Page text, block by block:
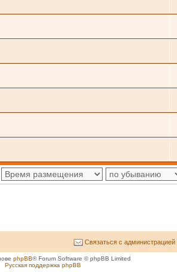
Связаться с администрацией
phpBB® Forum Software © phpBB Limited
Русская поддержка phpBB